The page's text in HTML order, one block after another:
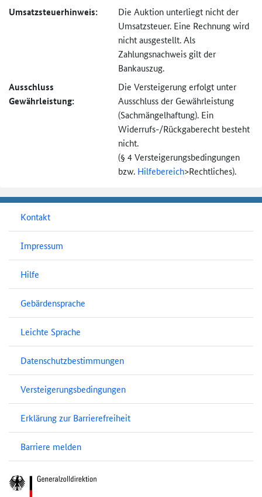
Umsatzsteuer­hinweis:
Die Auktion unterliegt nicht der
Umsatzsteuer. Eine Rechnung wird
nicht ausgestellt. Als
Zahlungsnachweis gilt der
Bankauszug.
Ausschluss
Gewährleistung:
Die Versteigerung erfolgt unter
Ausschluss der Gewährleistung
(Sachmängel­haftung). Ein
Widerrufs-/Rückgaberecht besteht
nicht.
(§ 4 Versteigerungs­bedingungen
bzw. Hilfebereich>Rechtliches).
Kontakt
Impressum
Hilfe
Gebärdensprache
Leichte Sprache
Datenschutzbestimmungen
Versteigerungsbedingungen
Erklärung zur Barrierefreiheit
Barriere melden